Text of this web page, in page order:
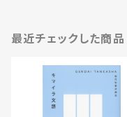
最近チェックした商品